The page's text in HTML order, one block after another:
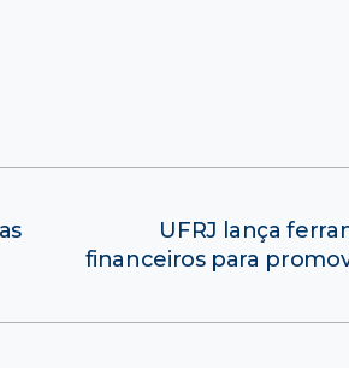
UFRJ lança
financeiros para